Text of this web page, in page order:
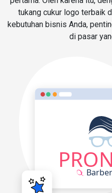
tukang cukur logo terbaik
kebutuhan bisnis Anda,
di pasar